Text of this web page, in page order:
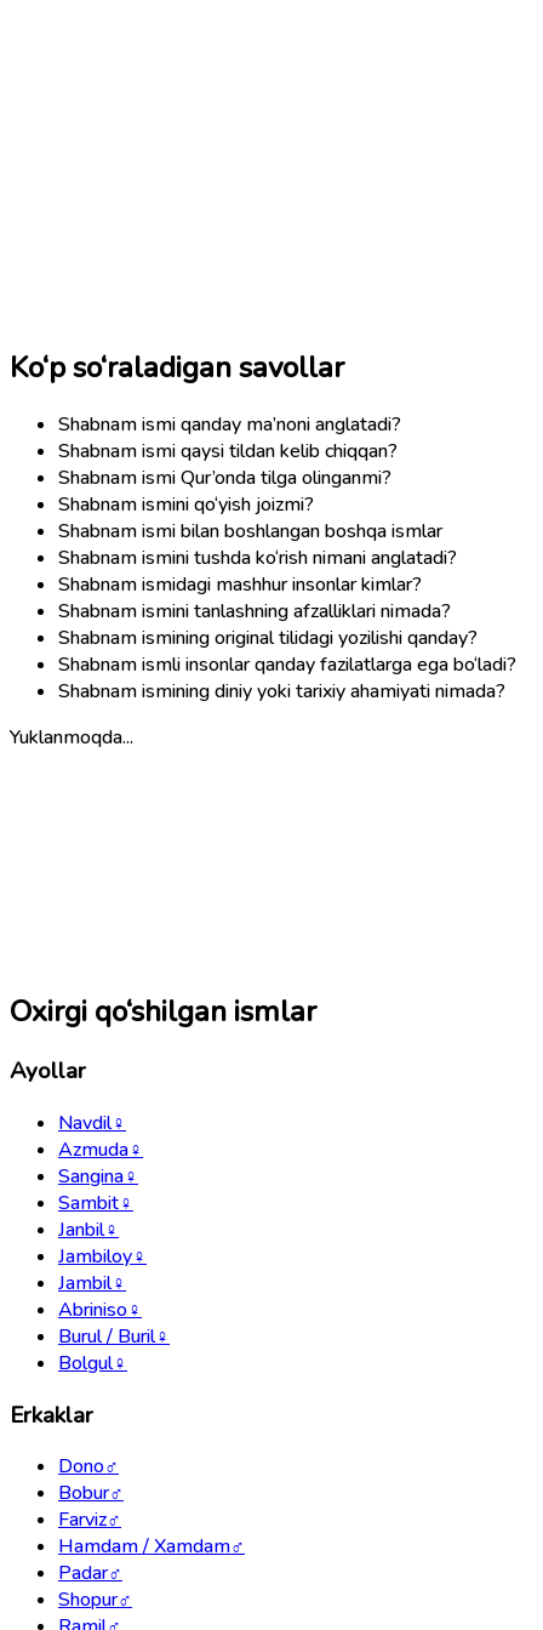
Ko‘p so‘raladigan savollar
Shabnam ismi qanday ma’noni anglatadi?
Shabnam ismi qaysi tildan kelib chiqqan?
Shabnam ismi Qur’onda tilga olinganmi?
Shabnam ismini qo‘yish joizmi?
Shabnam ismi bilan boshlangan boshqa ismlar
Shabnam ismini tushda ko‘rish nimani anglatadi?
Shabnam ismidagi mashhur insonlar kimlar?
Shabnam ismini tanlashning afzalliklari nimada?
Shabnam ismining original tilidagi yozilishi qanday?
Shabnam ismli insonlar qanday fazilatlarga ega bo‘ladi?
Shabnam ismining diniy yoki tarixiy ahamiyati nimada?
Yuklanmoqda...
Oxirgi qo‘shilgan ismlar
Ayollar
Navdil♀
Azmuda♀
Sangina♀
Sambit♀
Janbil♀
Jambiloy♀
Jambil♀
Abriniso♀
Burul / Buril♀
Bolgul♀
Erkaklar
Dono♂
Bobur♂
Farviz♂
Hamdam / Xamdam♂
Padar♂
Shopur♂